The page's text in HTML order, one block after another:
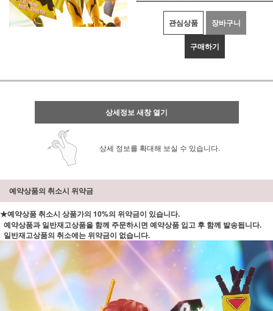
관심상품 장바구니
구매하기
상세정보 새창 열기
상세 정보를 확대해 보실 수 있습니다.
예약상품의 취소시 위약금
★예약상품 취소시 상품가의 10%의 위약금이 있습니다.
예약상품과 일반재고상품을 함께 주문하시면 예약상품 입고 후 함께 발송됩니다.
일반재고상품의 취소에는 위약금이 없습니다.